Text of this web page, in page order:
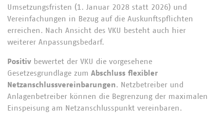
Umsetzungsfristen (1. Januar 2028 statt 2026) und
Vereinfachungen in Bezug auf die Auskunftspflichten
erreichen. Nach Ansicht des VKU besteht auch hier
weiterer Anpassungsbedarf.
Positiv bewertet der VKU die vorgesehene
Gesetzesgrundlage zum Abschluss flexibler
Netzanschlussvereinbarungen. Netzbetreiber und
Anlagenbetreiber können die Begrenzung der maximalen
Einspeisung am Netzanschlusspunkt vereinbaren.